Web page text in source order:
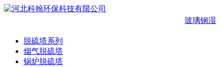
玻璃钢湿
脱硫塔系列
烟气脱硫塔
锅炉脱硫塔